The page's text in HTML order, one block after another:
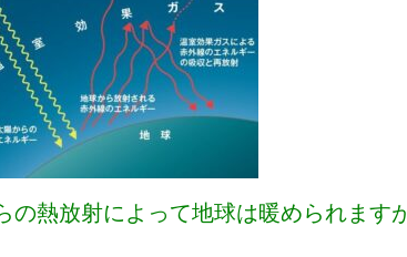
の熱放射によって地球は暖められます